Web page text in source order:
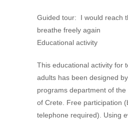
Guided tour: I would reach
breathe freely again
Educational activity
This educational activity for
adults has been designed
programs department of
of Crete. Free participation
telephone required). Using